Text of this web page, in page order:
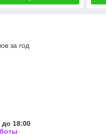
за год
до 18:00